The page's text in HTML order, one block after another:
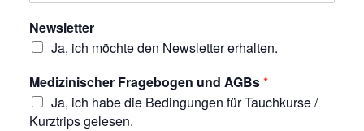
Newsletter
Ja, ich möchte den Newsletter erhalten.
Medizinischer Fragebogen und AGBs*
Ja, ich habe die Bedingungen für Tauchkurse /
Kurztrips gelesen.